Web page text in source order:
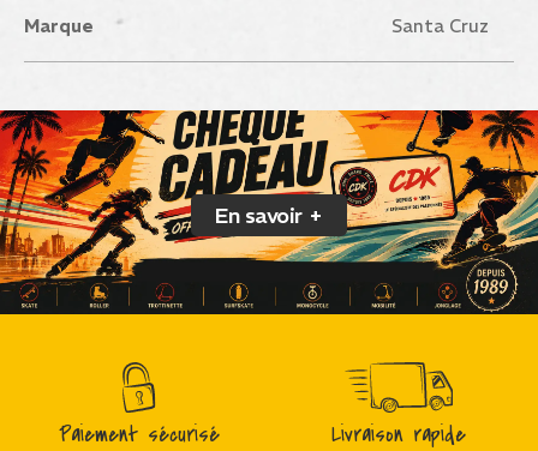
Marque Santa Cruz
En savoir +
Paiement sécurisé Livraison rapide